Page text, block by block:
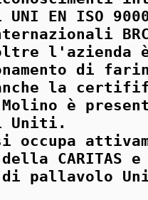
EN ISO
l'azienda
di
la
è
Uniti.
occupa
CARITAS
di pallavolo